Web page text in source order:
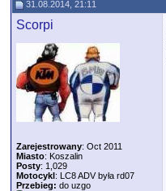
31.08.2014, 21:11
Scorpi
Zarejestrowany: Oct 2011
Miasto: Koszalin
Posty: 1,029
Motocykl: LC8 ADV była rd07
Przebieg: do uzgo